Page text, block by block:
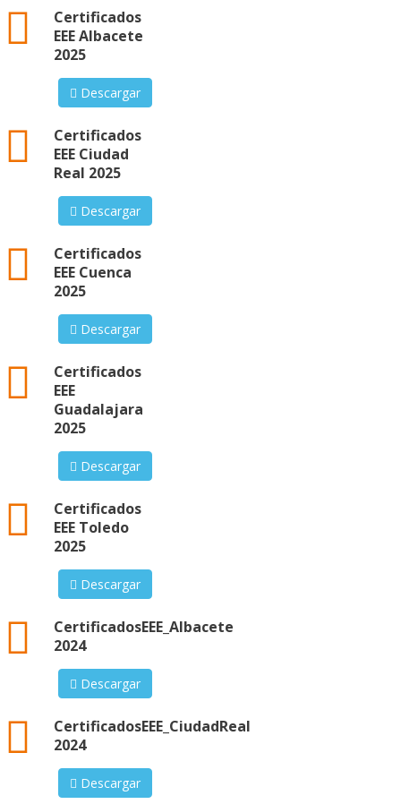
Certificados
EEE Albacete
2025
xml
Descargar
Certificados
EEE Ciudad
Real 2025
xml
Descargar
Certificados
EEE Cuenca
2025
xml
Descargar
Certificados
EEE
Guadalajara
2025
xml
Descargar
Certificados
EEE Toledo
2025
xml
Descargar
CertificadosEEE_Albacete
2024
xml
Descargar
CertificadosEEE_CiudadReal
2024
xml
Descargar